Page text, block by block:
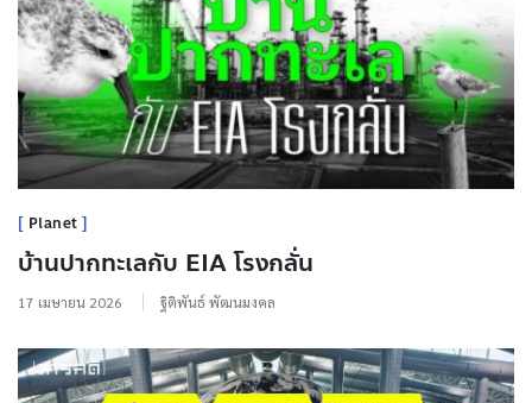
Planet
บ้านปากทะเลกับ EIA โรงกลั่น
17 เมษายน 2026 ฐิติพันธ์ พัฒนมงคล